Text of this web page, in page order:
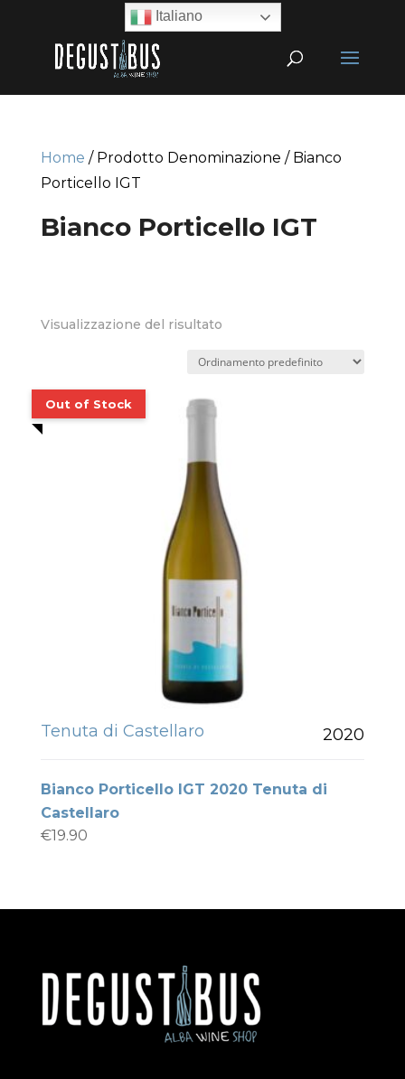
Home / Prodotto Denominazione / Bianco
Porticello IGT
Bianco Porticello IGT
Visualizzazione del risultato
Tenuta di Castellaro 2020
Bianco Porticello IGT 2020 Tenuta di
Castellaro
€19.90
Italiano